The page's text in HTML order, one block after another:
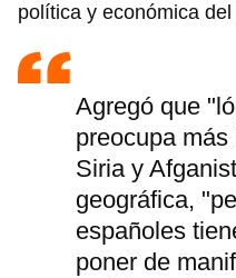
política y económica
Agregó que
preocupa
Siria y
geográfica,
españoles
poner de